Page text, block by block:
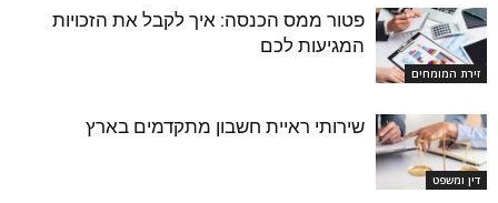
זירת המומחים
פטור ממס הכנסה: איך לקבל את הזכויות
המגיעות לכם
דין ומשפט
שירותי ראיית חשבון מתקדמים בארץ